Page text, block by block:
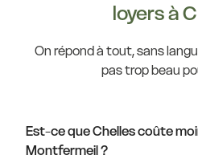
loyers à
On répond à tout, sans
pas trop beau
Est-ce que Chelles coûte
Montfermeil ?